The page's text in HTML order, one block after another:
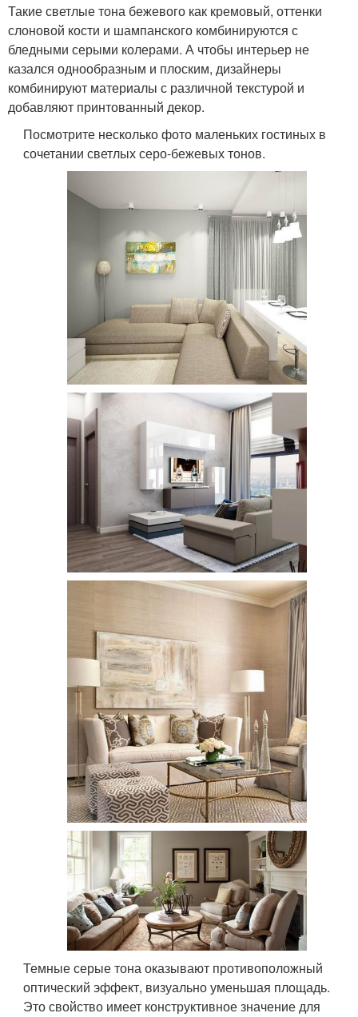
Такие светлые тона бежевого как кремовый, оттенки
слоновой кости и шампанского комбинируются с
бледными серыми колерами. А чтобы интерьер не
казался однообразным и плоским, дизайнеры
комбинируют материалы с различной текстурой и
добавляют принтованный декор.
Посмотрите несколько фото маленьких гостиных в
сочетании светлых серо-бежевых тонов.
Темные серые тона оказывают противоположный
оптический эффект, визуально уменьшая площадь.
Это свойство имеет конструктивное значение для